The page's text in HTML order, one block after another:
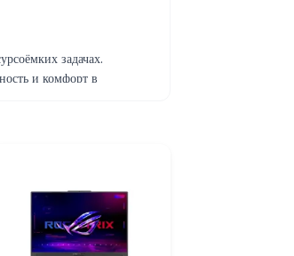
задачах.
и комфорт в
графики.
Windows 11
важна высокая